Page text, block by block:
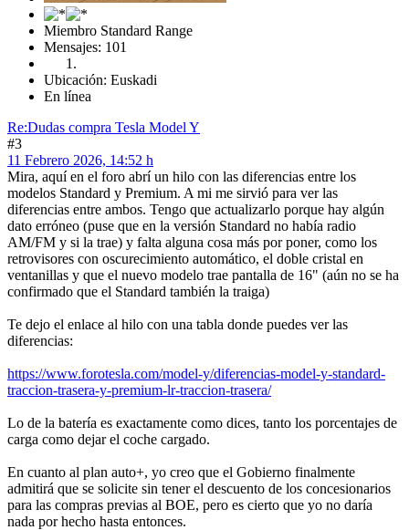
Miembro Standard Range
Mensajes: 101
Ubicación: Euskadi
En línea
Re:Dudas compra Tesla Model Y
#3
11 Febrero 2026, 14:52 h
Mira, aquí en el foro abrí un hilo con las diferencias entre los
modelos Standard y Premium. A mi me sirvió para ver las
diferencias entre ambos. Tengo que actualizarlo porque hay algún
dato erróneo (puse que en la versión Standard no había radio
AM/FM y si la trae) y falta alguna cosa más por poner, como los
retrovisores con oscurecimiento automático, el doble cristal en
ventanillas y que el nuevo modelo trae pantalla de 16" (aún no se ha
confirmado que el Standard también la traiga)
Te dejo el enlace al hilo con una tabla donde puedes ver las
diferencias:
https://www.forotesla.com/model-y/diferencias-model-y-standard-
traccion-trasera-y-premium-lr-traccion-trasera/
Lo de la batería es exactamente como dices, tanto los porcentajes de
carga como dejar el coche cargado.
En cuanto al plan auto+, yo creo que el Gobierno finalmente
admitirá que se solicite sin tener el descuento de los concesionarios
para las compras previas al BOE, pero es cierto que yo no daría
nada por hecho hasta entonces.